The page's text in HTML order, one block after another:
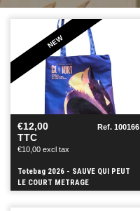
SEE
+
NEW
€12,00
TTC
€10,00 excl tax
Ref. 100166
Totebag 2026 - SAUVE QUI PEUT
LE COURT METRAGE